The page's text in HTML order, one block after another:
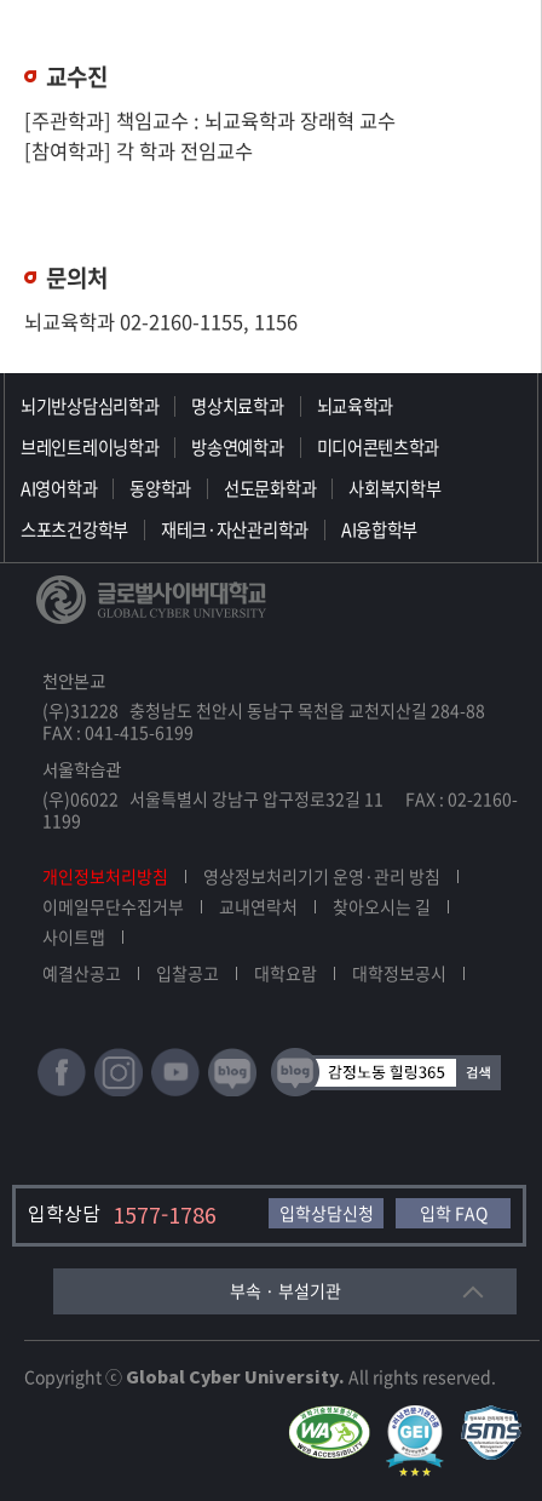
교수진
[주관학과] 책임교수 : 뇌교육학과 장래혁 교수
[참여학과] 각 학과 전임교수
문의처
뇌교육학과 02-2160-1155, 1156
뇌기반상담심리학과 명상치료학과
뇌교육학과
브레인트레이닝학과
방송연예학과
미디어콘텐츠학과
AI영어학과
동양학과 선도문화학과
사회복지학부
스포츠건강학부
재테크·자산관리학과 AI융합학부
천안본교
(우)31228 충청남도 천안시 동남구 목천읍 교천지산길 284-88
FAX : 041-415-6199
서울학습관
(우)06022 서울특별시 강남구 압구정로32길 11 FAX : 02-2160-
1199
개인정보처리방침
영상정보처리기기 운영·관리 방침
이메일무단수집거부
교내연락처
찾아오시는 길
사이트맵
예결산공고
입찰공고 대학요람 대학정보공시
부속 · 부설기관
입학상담 1577-1786 입학상담신청 입학 FAQ
Copyright ⓒ Global Cyber University. All rights reserved.